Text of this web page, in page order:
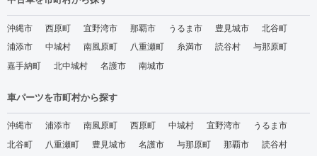
沖縄市 西原町 宜野湾市 那覇市 うるま市 豊見城市
北谷町
浦添市
中城村 南風原町 八重瀬町 糸満市 読谷村
与那原町
嘉手納町
北中城村 名護市 南城市
車パーツを市町村から探す
沖縄市 浦添市 南風原町 西原町 中城村 宜野湾市
うるま市
北谷町
八重瀬町 豊見城市 名護市 与那原町 那覇市
読谷村